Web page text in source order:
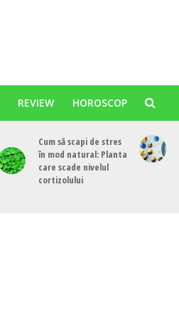
REVIEW HOROSCOP
Cum să scapi de stres
în mod natural: Planta
care scade nivelul
cortizolului